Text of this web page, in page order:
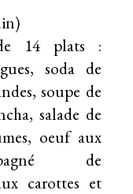
14 plats :
soda de
soupe de
salade de
oeuf aux
de
carottes et